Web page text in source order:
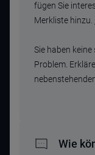
fügen Sie
Merkliste hinzu.
Sie haben
Problem.
Wie